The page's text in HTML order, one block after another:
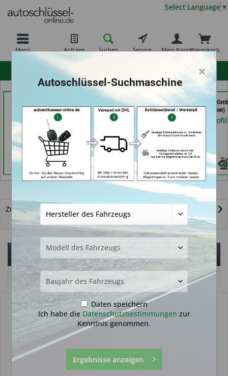
Menü Anfrage Suchen Service Warenkorb
Mein Konto
Select Language ▼
Frankfurt (in Frankfurt
am Main)
Händlerprofil
der Schlüssel Service
Moos (in Märstetten)
Händlerprofil
Autohaus Patz
(in Rot am See)
Händlerprofil
Zurück zur Übersicht
Filtern
×
Autoschlüssel-Suchmaschine
Daten speichern
Ich habe dieDatenschutzbestimmungen zur
Kenntnis genommen.
Ergebnisse anzeigen